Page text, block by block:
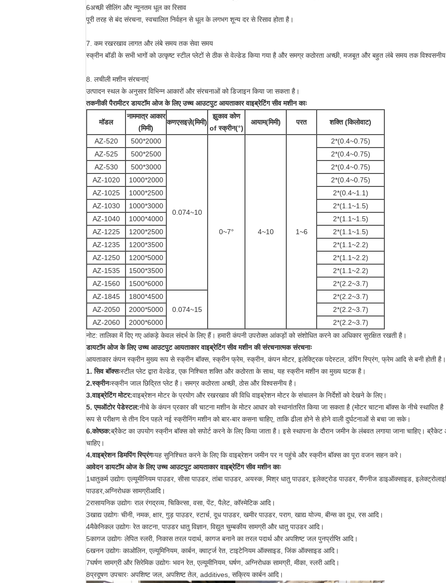
6अच्छी सीलिंग और न्यूनतम धूल का रिसाव
पूरी तरह से बंद संरचना, स्वचालित निर्वहन से धूल के लगभग शून्य दर से रिसाव होता है।
7. कम रखरखाव लागत और लंबे समय तक सेवा समय
स्क्रीन बॉडी के सभी भागों को उत्कृष्ट स्टील प्लेटों से ठीक से वेल्डेड किया गया है और समग्र कठोरता अच्छी, मजबूत और बहुत लंबे समय तक
8. लचीली मशीन संरचनाएं
उत्पादन स्थल के अनुसार विभिन्न आकारों और संरचनाओं को डिजाइन किया जा सकता है।
तकनीकी पैरामीटर डायटॉम ओज के लिए उच्च आउटपुट आयताकार वाइब्रेटिंग सीव मशीन काः
मॉडल
नाममात्र आकार
(मिमी)
कणएसइज़े(मिमी)
झुकाव कोण
of स्क्रीन(°)
आयाम(मिमी) परत शक्ति (किलोवाट)
AZ-520 500*2000
0.074~10
0~7° 4~10 1~6
2*(0.4~0.75)
AZ-525
500*2500
2*(0.4~0.75)
AZ-530
500*3000
2*(0.4~0.75)
AZ-1020
1000*2000
2*(0.4~0.75)
AZ-1025
1000*2500
2*(0.4~1.1)
AZ-1030
1000*3000
2*(1.1~1.5)
AZ-1040
1000*4000
2*(1.1~1.5)
AZ-1225
1200*2500
2*(1.1~1.5)
AZ-1235
1200*3500
2*(1.1~2.2)
AZ-1250
1200*5000
2*(1.1~2.2)
AZ-1535
1500*3500
2*(1.1~2.2)
AZ-1560
1500*6000
2*(2.2~3.7)
AZ-1845
1800*4500
0.074~15
2*(2.2~3.7)
AZ-2050
2000*5000
2*(2.2~3.7)
AZ-2060
2000*6000
2*(2.2~3.7)
नोट: तालिका में दिए गए आंकड़े केवल संदर्भ के लिए हैं। हमारी कंपनी उपरोक्त आंकड़ों को संशोधित करने का अधिकार सुरक्षित रखती है।
डायटॉम ओज के लिए उच्च आउटपुट आयताकार वाइब्रेटिंग सीव मशीन की संरचनात्मक संरचनाः
आयताकार कंपन स्क्रीन मुख्य रूप से स्क्रीन बॉक्स, स्क्रीन फ्रेम, स्क्रीन, कंपन मोटर, इलेक्ट्रिक पदेस्टल, डंपिंग स्प्रिंग, फ्रेम आदि से बनी होती है।
1. सिव बॉक्सःस्टील प्लेट द्वारा वेल्डेड, एक निश्चित शक्ति और कठोरता के साथ, यह स्क्रीन मशीन का मुख्य घटक है।
2.स्क्रीनःस्क्रीन जाल छिद्रित प्लेट है। समग्र कठोरता अच्छी, ठोस और विश्वसनीय है।
3.वाइब्रेटिंग मोटर:वाइब्रेशन मोटर के प्रयोग और रखरखाव की विधि वाइब्रेशन मोटर के संचालन के निर्देशों को देखने के लिए।
5. एमऑटोर पेडेस्टल:नीचे के कंपन प्रकार की चाटना मशीन के मोटर आधार को स्थानांतरित किया जा सकता है (मोटर चाटना बॉक्स के नीचे
रूप से परीक्षण से तीन दिन पहले नई स्क्रीनिंग मशीन को बार-बार कसना चाहिए, ताकि ढीला होने से होने वाली दुर्घटनाओं से बचा जा सके।
6.कोष्ठक:ब्रैकेट का उपयोग स्क्रीन बॉक्स को सपोर्ट करने के लिए किया जाता है। इसे स्थापना के दौरान जमीन के लंबवत लगाया जाना चाहिए। ब्रैकेट
चाहिए।
4.वाइब्रेशन डिमपिंग स्प्रिंगःयह सुनिश्चित करने के लिए कि वाइब्रेशन जमीन पर न पहुंचे और स्क्रीन बॉक्स का पूरा वजन सहन करे।
आवेदन डायटॉम ओज के लिए उच्च आउटपुट आयताकार वाइब्रेटिंग सीव मशीन काः
1धातुकर्म उद्योगः एल्यूमीनियम पाउडर, सीसा पाउडर, तांबा पाउडर, अयस्क, मिश्र धातु पाउडर, इलेक्ट्रोड पाउडर, मैंगनीज डाइऑक्साइड,
पाउडर,अग्निरोधक सामग्रीआदि।
2रासायनिक उद्योगः राल रंगद्रव्य, चिकित्सा, वसा, पेंट, पैलेट, कॉस्मेटिक आदि।
3खाद्य उद्योगः चीनी, नमक, क्षार, गुड़ पाउडर, स्टार्च, दूध पाउडर, खमीर पाउडर, पराग, खाद्य योज्य, बीन्स का दूध, रस आदि।
4मैकेनिकल उद्योगः रेत काटना, पाउडर धातु विज्ञान, विद्युत चुम्बकीय सामग्री और धातु पाउडर आदि।
5कागज उद्योगः लेपित स्लरी, निकास तरल पदार्थ, कागज बनाने का तरल पदार्थ और अपशिष्ट जल पुनर्प्राप्ति आदि।
6खनन उद्योगः काओलिन, एल्यूमिनियम, कार्बन, क्वार्ट्ज रेत, टाइटेनियम ऑक्साइड, जिंक ऑक्साइड आदि।
7घर्षण सामग्री और सिरेमिक उद्योगः भवन रेत, एल्यूमीनियम, घर्षण, अग्निरोधक सामग्री, मीका, स्लरी आदि।
8प्रदूषण उपचारः अपशिष्ट जल, अपशिष्ट तेल, additives, सक्रिय कार्बन आदि।